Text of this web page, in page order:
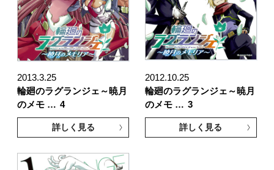
2013.3.25
輪廻のラグランジェ～暁月
のメモ … 4
詳しく見る
2012.10.25
輪廻のラグランジェ～暁月
のメモ … 3
詳しく見る